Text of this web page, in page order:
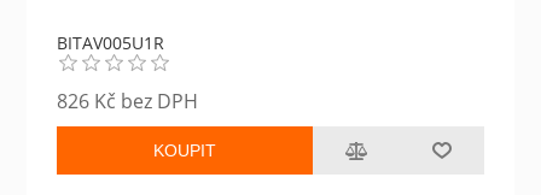
BITAV005U1R
826 Kč bez DPH
KOUPIT